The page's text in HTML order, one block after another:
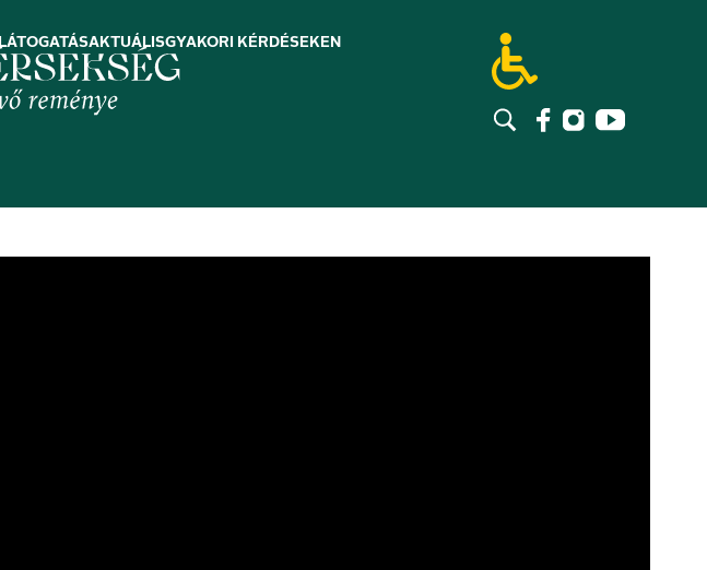
LÁTOGATÁSAKTUÁLISGYAKORI KÉRDÉSEK EN